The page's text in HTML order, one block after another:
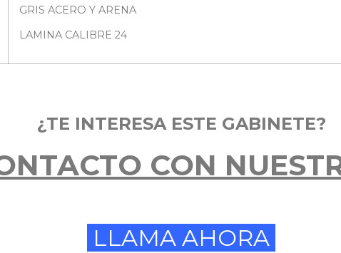
GRIS ACERO Y ARENA
LAMINA CALIBRE 24
¿TE INTERESA ESTE GABINETE?
CON
LLAMA AHORA